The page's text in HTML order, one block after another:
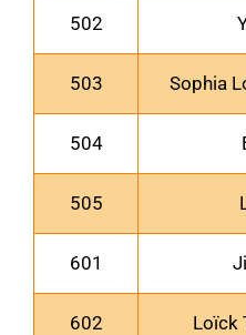
502
503 Sophia
504
505
601
602 Loïck